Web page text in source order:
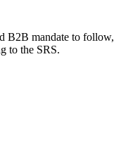
B2B mandate to follow,
to the SRS.